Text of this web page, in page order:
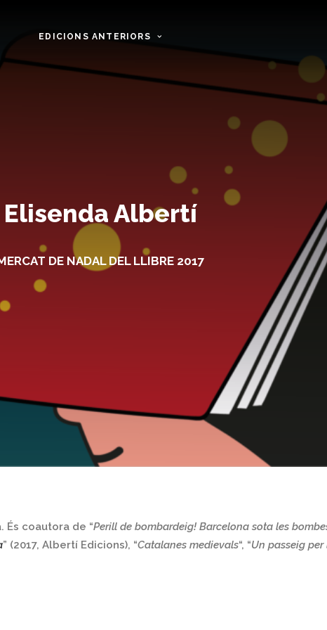
EDICIONS ANTERIORS
Elisenda Albertí
DE NADAL DEL LLIBRE 2017
És coautora de “Perill de bombardeig! Barcelona sota les
” (2017, Albertí Edicions), “Catalanes medievals“, “Un passeig